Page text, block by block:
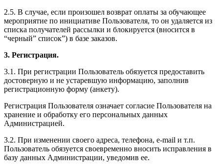
2.5. В случае, если произошел возврат оплаты за обучающее
мероприятие по инициативе Пользователя, то он удаляется из
списка получателей рассылки и блокируется (вносится в
“черный” список”) в базе заказов.
3. Регистрация.
3.1. При регистрации Пользователь обязуется предоставить
достоверную и не устаревшую информацию, заполнив
регистрационную форму (анкету).
Регистрация Пользователя означает согласие Пользователя на
хранение и обработку его персональных данных
Администрацией.
3.2. При изменении своего адреса, телефона, e-mail и т.п.
Пользователь обязуется своевременно вносить исправления в
базу данных Администрации, уведомив ее.